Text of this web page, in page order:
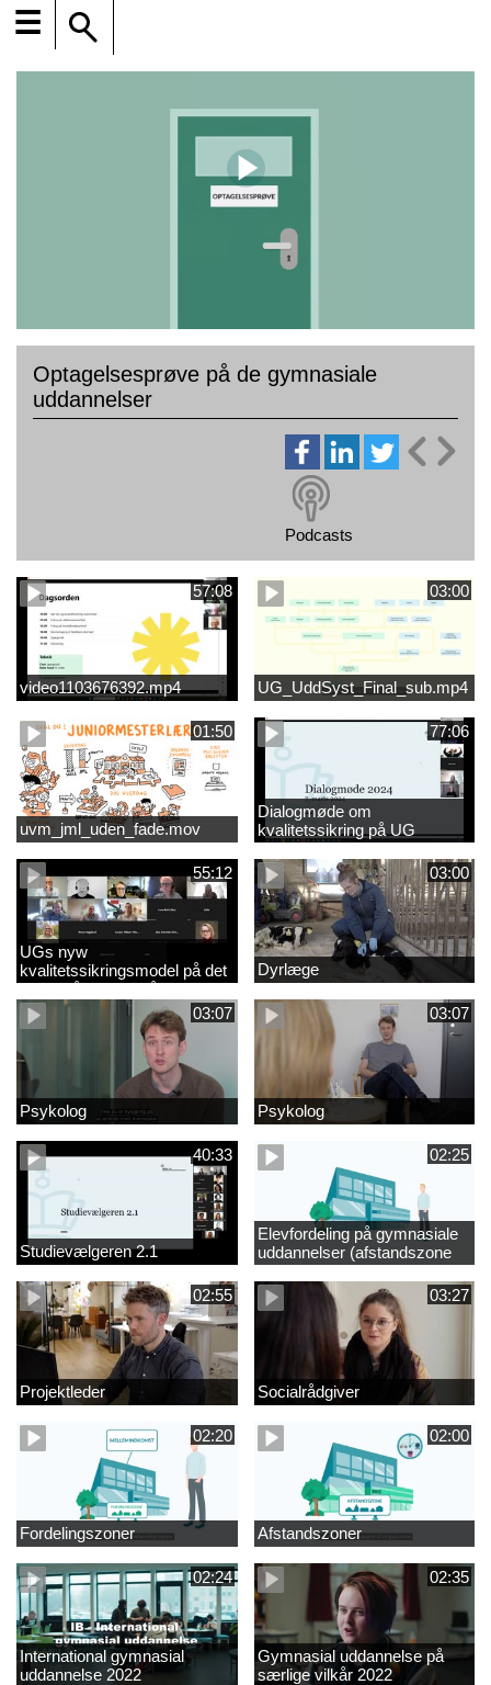
☰
Optagelsesprøve på de gymnasiale
uddannelser
Podcasts
57:08
video1103676392.mp4
03:00
UG_UddSyst_Final_sub.mp4
01:50
uvm_jml_uden_fade.mov
77:06
Dialogmøde om
kvalitetssikring på UG
55:12
UGs nyw
kvalitetssikringsmodel på det
videregående område
03:00
Dyrlæge
03:07
Psykolog
03:07
Psykolog
40:33
Studievælgeren 2.1
02:25
Elevfordeling på gymnasiale
uddannelser (afstandszone
redigeret)
02:55
Projektleder
03:27
Socialrådgiver
02:20
Fordelingszoner
02:00
Afstandszoner
02:24
International gymnasial
uddannelse 2022
02:35
Gymnasial uddannelse på
særlige vilkår 2022